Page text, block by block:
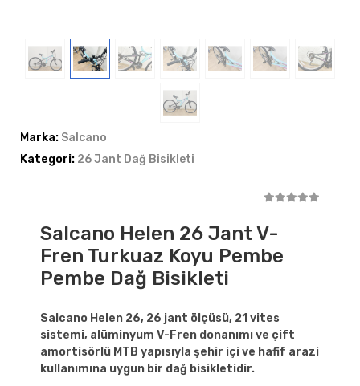
Marka: Salcano
Kategori: 26 Jant Dağ Bisikleti
Salcano Helen 26 Jant V-
Fren Turkuaz Koyu Pembe
Pembe Dağ Bisikleti
Salcano Helen 26, 26 jant ölçüsü, 21 vites
sistemi, alüminyum V-Fren donanımı ve çift
amortisörlü MTB yapısıyla şehir içi ve hafif arazi
kullanımına uygun bir dağ bisikletidir.